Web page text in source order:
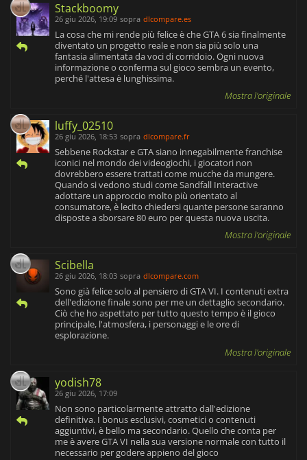
Stackboomy
26 giu 2026, 19:09 sopra dlcompare.es
La cosa che mi rende più felice è che GTA 6 sia finalmente
diventato un progetto reale e non sia più solo una
fantasia alimentata da voci di corridoio. Ogni nuova
informazione o conferma sul gioco sembra un evento,
perché l'attesa è lunghissima.
Mostra l'originale
luffy_02510
26 giu 2026, 18:53 sopra dlcompare.fr
Sebbene Rockstar e GTA siano innegabilmente franchise
iconici nel mondo dei videogiochi, i giocatori non
dovrebbero essere trattati come mucche da mungere.
Quando si vedono studi come Sandfall Interactive
adottare un approccio molto più orientato al
consumatore, è lecito chiedersi quante persone saranno
disposte a sborsare 80 euro per questa nuova uscita.
Mostra l'originale
Scibella
26 giu 2026, 18:03 sopra dlcompare.com
Sono già felice solo al pensiero di GTA VI. I contenuti extra
dell'edizione finale sono per me un dettaglio secondario.
Ciò che ho aspettato per tutto questo tempo è il gioco
principale, l'atmosfera, i personaggi e le ore di
esplorazione.
Mostra l'originale
yodish78
26 giu 2026, 17:09
Non sono particolarmente attratto dall'edizione
definitiva. I bonus esclusivi, cosmetici o contenuti
aggiuntivi, è bello ma secondario. Quello che conta per
me è avere GTA VI nella sua versione normale con tutto il
necessario per godere appieno del gioco